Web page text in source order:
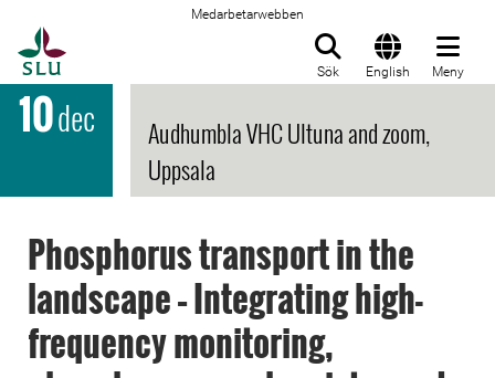
Medarbetarwebben
Sök English Meny
10dec
Audhumbla VHC Ultuna and zoom,
Uppsala
Phosphorus transport in the
landscape – Integrating high-
frequency monitoring,